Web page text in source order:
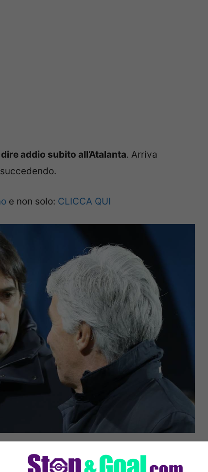
addio subito all’Atalanta. Arriva
e non solo: CLICCA QUI